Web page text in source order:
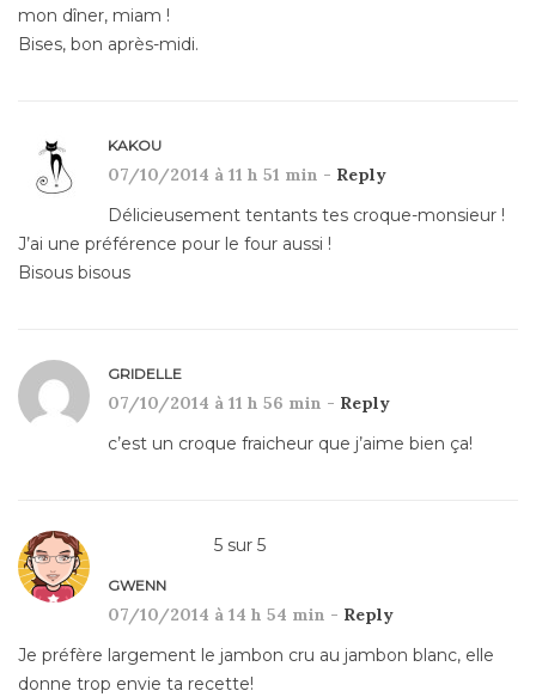
mon dîner, miam !
Bises, bon après-midi.
KAKOU
07/10/2014 à 11 h 51 min - Reply
Délicieusement tentants tes croque-monsieur !
J’ai une préférence pour le four aussi !
Bisous bisous
GRIDELLE
07/10/2014 à 11 h 56 min - Reply
c’est un croque fraicheur que j’aime bien ça!
5 sur 5
GWENN
07/10/2014 à 14 h 54 min - Reply
Je préfère largement le jambon cru au jambon blanc, elle
donne trop envie ta recette!